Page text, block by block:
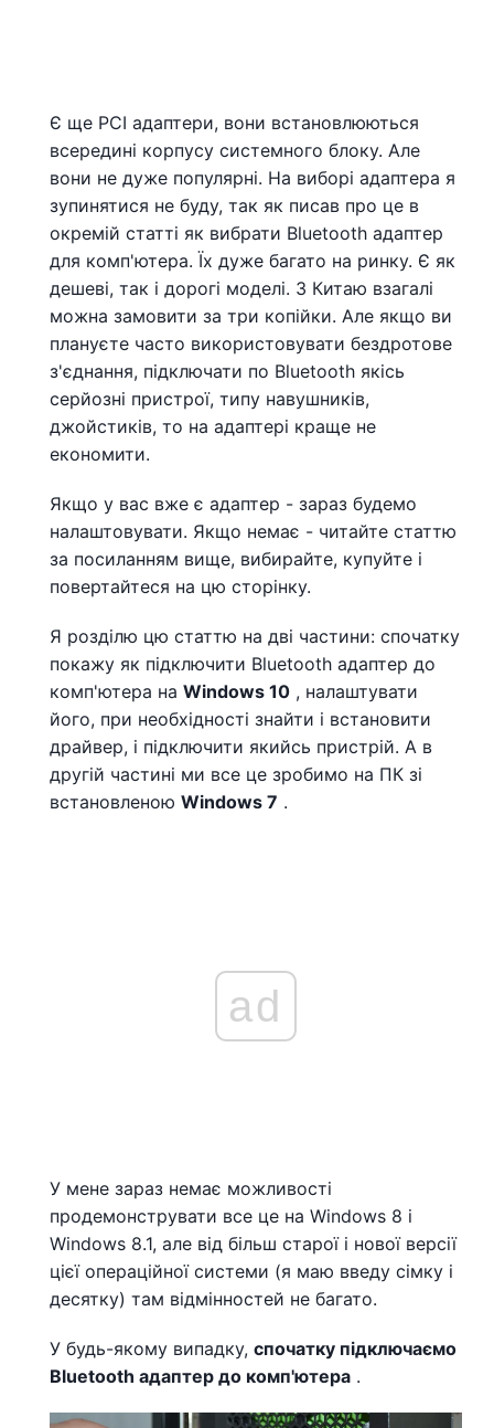
Є ще PCI адаптери, вони встановлюються
всередині корпусу системного блоку. Але
вони не дуже популярні. На виборі адаптера я
зупинятися не буду, так як писав про це в
окремій статті як вибрати Bluetooth адаптер
для комп'ютера. Їх дуже багато на ринку. Є як
дешеві, так і дорогі моделі. З Китаю взагалі
можна замовити за три копійки. Але якщо ви
плануєте часто використовувати бездротове
з'єднання, підключати по Bluetooth якісь
серйозні пристрої, типу навушників,
джойстиків, то на адаптері краще не
економити.
Якщо у вас вже є адаптер - зараз будемо
налаштовувати. Якщо немає - читайте статтю
за посиланням вище, вибирайте, купуйте і
повертайтеся на цю сторінку.
Я розділю цю статтю на дві частини: спочатку
покажу як підключити Bluetooth адаптер до
комп'ютера на Windows 10 , налаштувати
його, при необхідності знайти і встановити
драйвер, і підключити якийсь пристрій. А в
другій частині ми все це зробимо на ПК зі
встановленою Windows 7 .
ad
У мене зараз немає можливості
продемонструвати все це на Windows 8 і
Windows 8.1, але від більш старої і нової версії
цієї операційної системи (я маю введу сімку і
десятку) там відмінностей не багато.
У будь-якому випадку, спочатку підключаємо
Bluetooth адаптер до комп'ютера .